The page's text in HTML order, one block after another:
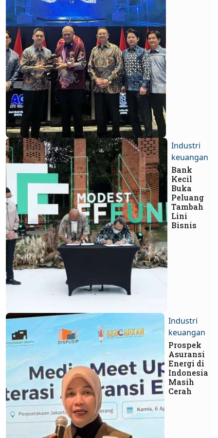
Industri
keuangan
Bank
Kecil
Buka
Peluang
Tambah
Lini
Bisnis
Industri
keuangan
Prospek
Asuransi
Energi di
Indonesia
Masih
Cerah